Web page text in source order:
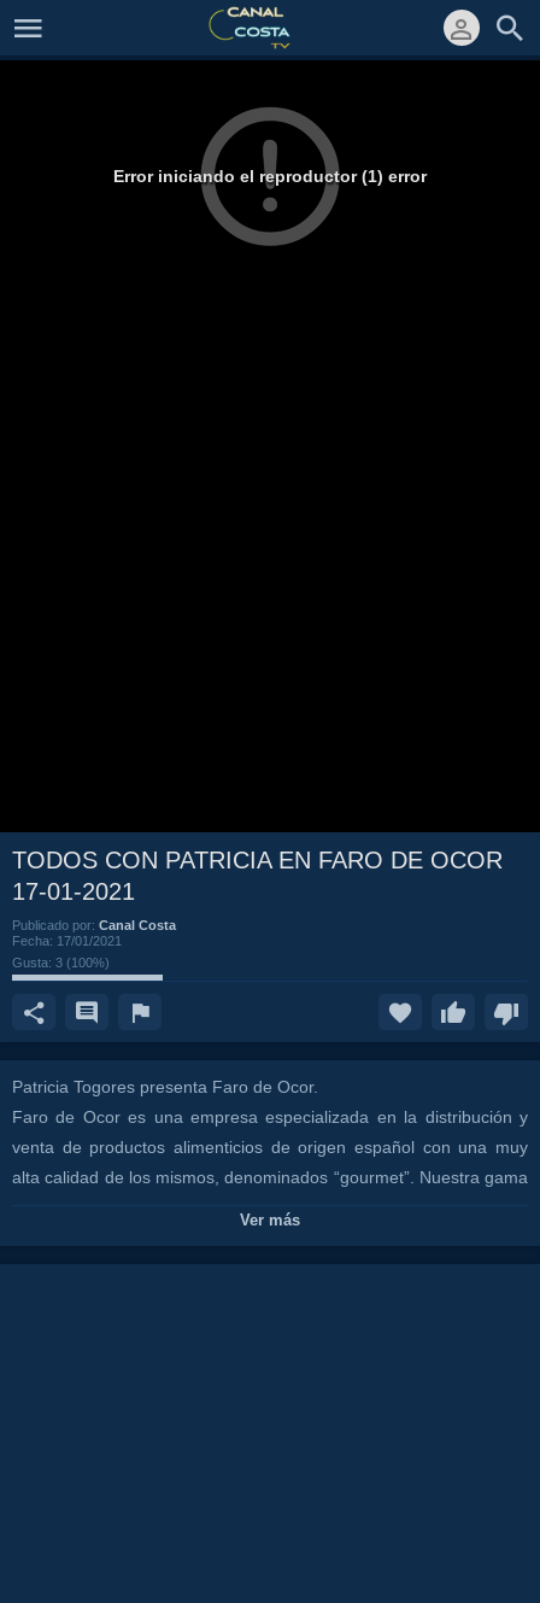
Error iniciando el reproductor (1) error
TODOS CON PATRICIA EN FARO DE OCOR
17-01-2021
Publicado por: Canal Costa
Fecha: 17/01/2021
Gusta: 3 (100%)
Patricia Togores presenta Faro de Ocor.
Faro de Ocor es una empresa especializada en la distribución y
venta de productos alimenticios de origen español con una muy
alta calidad de los mismos, denominados “gourmet”. Nuestra gama
de León, las chacinas de Grazalema, los quesos payoyos de Cádiz
Ver más